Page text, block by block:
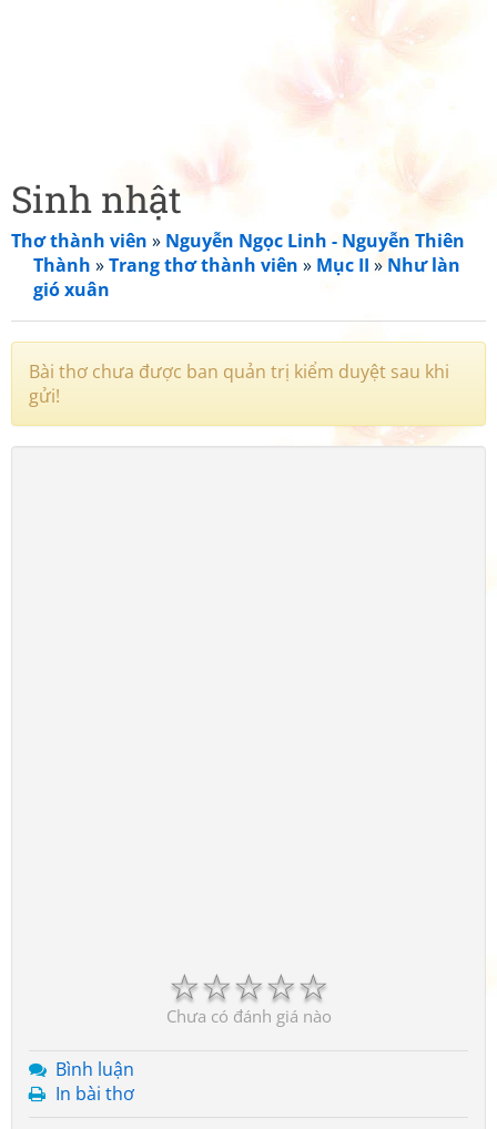
Sinh nhật
Thơ thành viên » Nguyễn Ngọc Linh - Nguyễn Thiên
Thành »Trang thơ thành viên » Mục II » Như làn
gió xuân
Bài thơ chưa được ban quản trị kiểm duyệt sau khi
gửi!
☆
☆
☆
☆
☆
Chưa có đánh giá nào
Bình luận
In bài thơ